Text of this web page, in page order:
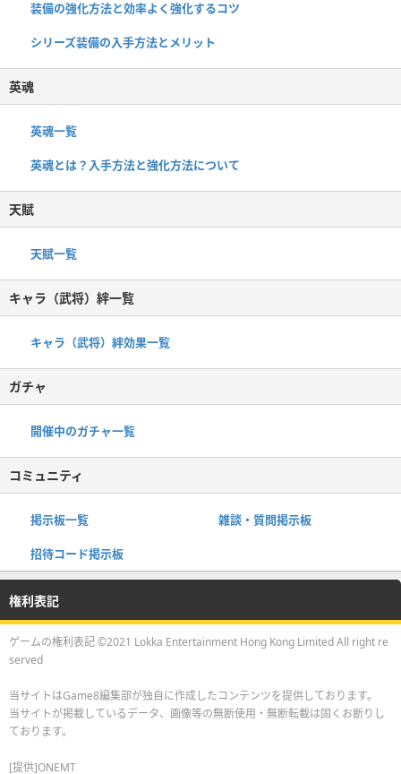
装備の強化方法と効率よく強化するコツ
シリーズ装備の入手方法とメリット
英魂
英魂一覧
英魂とは？入手方法と強化方法について
天賦
天賦一覧
キャラ（武将）絆一覧
キャラ（武将）絆効果一覧
ガチャ
開催中のガチャ一覧
コミュニティ
掲示板一覧 雑談・質問掲示板
招待コード掲示板
権利表記
ゲームの権利表記 ©2021 Lokka Entertainment Hong Kong Limited All right re
served
当サイトはGame8編集部が独自に作成したコンテンツを提供しております。
当サイトが掲載しているデータ、画像等の無断使用・無断転載は固くお断りし
ております。
[提供]ONEMT